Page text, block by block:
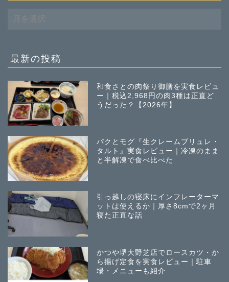
去
稿
最新の投稿
和食さとの肉祭り御膳を実食レビュ
ー｜税込2,968円の肉3種は正直ど
うだった？【2026年】
パクとモグ『生クレームブリュレ・
タルト』実食レビュー｜冷凍のまま
と半解凍で食べ比べた
引っ越しの寝床にインフレーターマ
ットは使えるか｜厚さ8cmで2ヶ月
寝た正直な話
かつや堺大野芝店でロースカツ・か
ら揚げ定食を実食レビュー｜駐車
場・メニューも紹介